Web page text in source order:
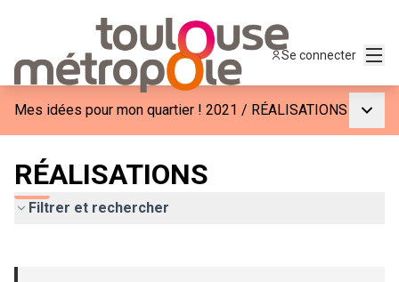
Se connecter
Mes idées pour mon quartier ! 2021 / RÉALISATIONS
RÉALISATIONS
Filtrer et rechercher